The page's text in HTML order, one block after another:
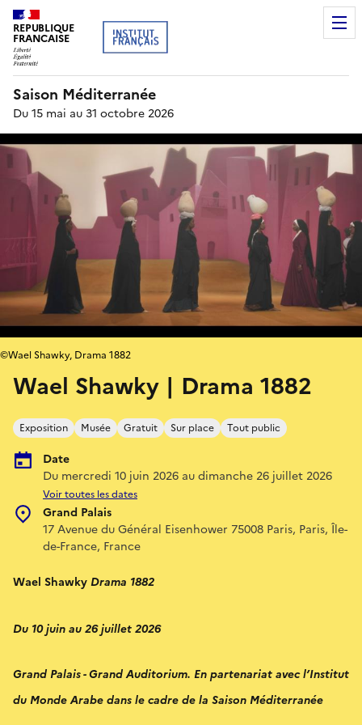
REPUBLIQUE
FRANCAISE
Saison Méditerranée
Du 15 mai au 31 octobre 2026
Wael Shawky | Drama 1882
Exposition Musée Gratuit Sur place Tout public
Date
Du mercredi 10 juin 2026 au dimanche 26 juillet 2026
Voir toutes les dates
Grand Palais
17 Avenue du Général Eisenhower 75008 Paris, Paris, Île-
de-France, France
©Wael Shawky, Drama 1882
Wael ShawkyDrama 1882
Du 10 juin au 26 juillet 2026
Grand Palais - Grand Auditorium. En partenariat avec l’Institut
du Monde Arabe dans le cadre de la Saison Méditerranée